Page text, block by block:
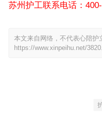
苏州护工联系电话：
本文来自网络，不代表心陪护
https://www.xinpeihu.net/